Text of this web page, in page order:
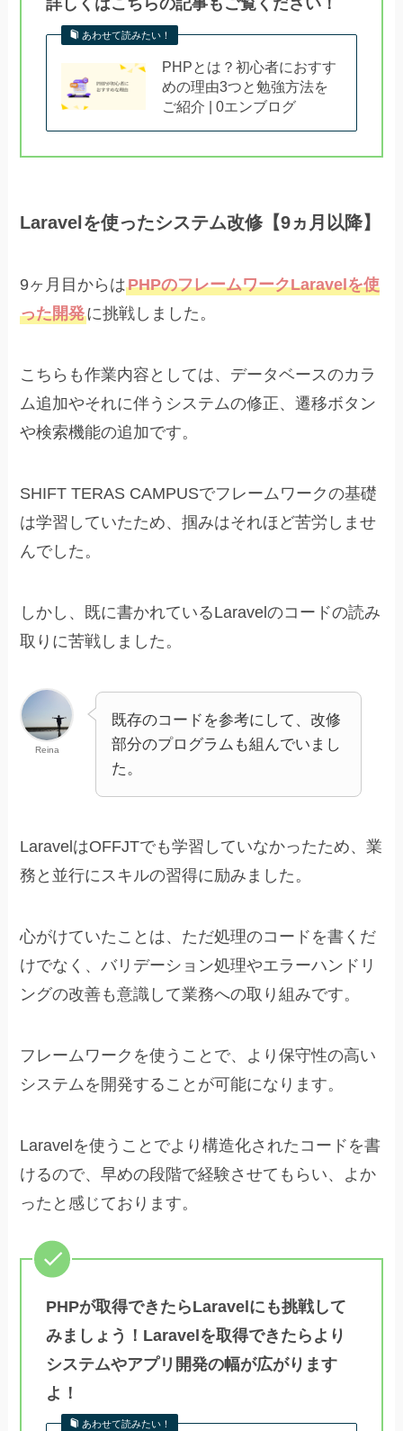
あわせて読みたい！
PHPとは？初心者におすす
めの理由3つと勉強方法を
ご紹介 | 0エンブログ
Laravelを使ったシステム改修【9ヵ月以降】
9ヶ月目からはPHPのフレームワークLaravelを使
った開発に挑戦しました。
こちらも作業内容としては、データベースのカラ
ム追加やそれに伴うシステムの修正、遷移ボタン
や検索機能の追加です。
SHIFT TERAS CAMPUSでフレームワークの基礎
は学習していたため、掴みはそれほど苦労しませ
んでした。
しかし、既に書かれているLaravelのコードの読み
取りに苦戦しました。
Reina
既存のコードを参考にして、改修
部分のプログラムも組んでいまし
た。
LaravelはOFFJTでも学習していなかったため、業
務と並行にスキルの習得に励みました。
心がけていたことは、ただ処理のコードを書くだ
けでなく、バリデーション処理やエラーハンドリ
ングの改善も意識して業務への取り組みです。
フレームワークを使うことで、より保守性の高い
システムを開発することが可能になります。
Laravelを使うことでより構造化されたコードを書
けるので、早めの段階で経験させてもらい、よか
ったと感じております。
PHPが取得できたらLaravelにも挑戦して
みましょう！Laravelを取得できたらより
システムやアプリ開発の幅が広がります
よ！
あわせて読みたい！